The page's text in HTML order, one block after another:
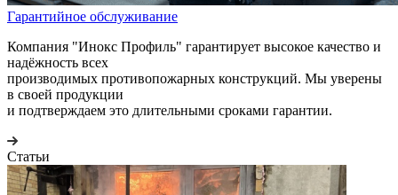
Гарантийное обслуживание
Компания "Инокс Профиль" гарантирует высокое качество и
надёжность всех
производимых противопожарных конструкций. Мы уверены
в своей продукции
и подтверждаем это длительными сроками гарантии.
Статьи